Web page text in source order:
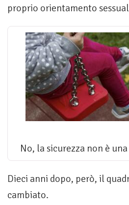
proprio orientamento
No, la sicurezza non è
Dieci anni dopo, però, il
cambiato.